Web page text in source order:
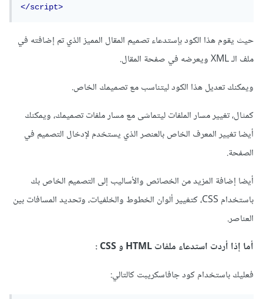
</script>
حيث يقوم هذا الكود بإستدعاء تصميم المقال المميز الذي تم إضافته في
ملف الـ XML ويعرضه في صفحة المقال.
ويمكنك تعديل هذا الكود ليتناسب مع تصميمك الخاص.
كمثال، تغيير مسار الملفات ليتماشى مع مسار ملفات تصميمك، ويمكنك
أيضا تغيير المعرف الخاص بالعنصر الذي يستخدم لإدخال التصميم في
الصفحة.
أيضا إضافة المزيد من الخصائص والأساليب إلى التصميم الخاص بك
باستخدام CSS، كتغيير ألوان الخطوط والخلفيات، وتحديد المسافات بين
العناصر.
أما إذا أردت استدعاء ملفات HTML و CSS
فعليك باستخدام كود جافاسكريبت كالتالي: